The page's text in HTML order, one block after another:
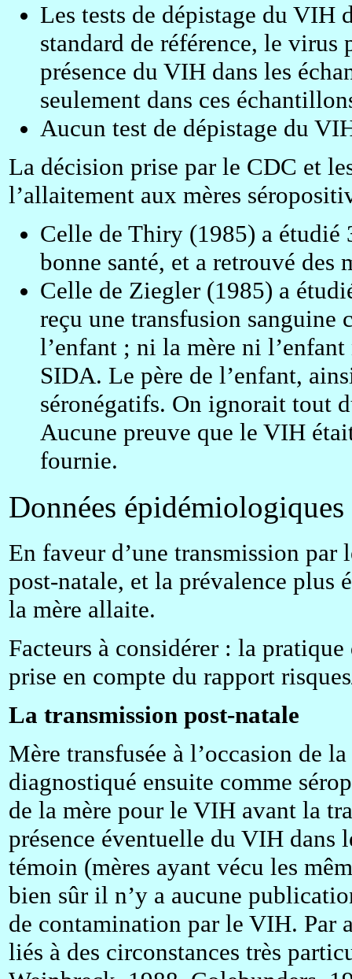
Les tests de dépistage du VIH
standard de référence, le virus
présence du VIH dans les
seulement dans ces
Aucun test de dépistage du
La décision prise par le CDC et
l’allaitement aux mères
Celle de Thiry (1985) a étudié
bonne santé, et a retrouvé
Celle de Ziegler (1985) a
reçu une transfusion sanguine
l’enfant ; ni la mère ni
SIDA. Le père de l’enfant,
séronégatifs. On ignorait tout
Aucune preuve que le VIH
fournie.
Données épidémiologiques
En faveur d’une transmission
post-natale, et la prévalence plus
la mère allaite.
Facteurs à considérer : la
prise en compte du rapport
La transmission post-natale
Mère transfusée à l’occasion de
diagnostiqué ensuite comme
de la mère pour le VIH avant la
présence éventuelle du VIH dans
témoin (mères ayant vécu les
bien sûr il n’y a aucune
de contamination par le VIH. Par
liés à des circonstances très